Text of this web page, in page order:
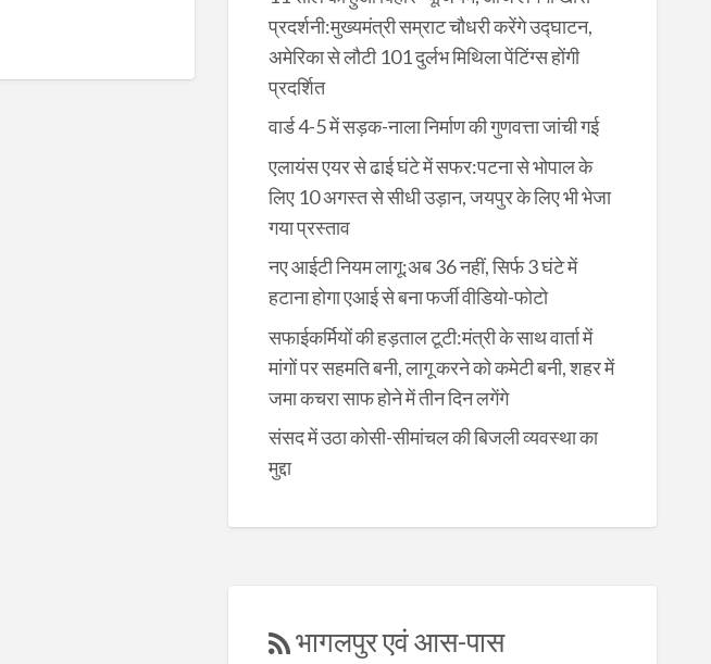
प्रदर्शनी:मुख्यमंत्री सम्राट चौधरी करेंगे उद्घाटन,
अमेरिका से लौटी 101 दुर्लभ मिथिला पेंटिंग्स होंगी
प्रदर्शित
वार्ड 4-5 में सड़क-नाला निर्माण की गुणवत्ता जांची गई
एलायंस एयर से ढाई घंटे में सफर:पटना से भोपाल के
लिए 10 अगस्त से सीधी उड़ान, जयपुर के लिए भी भेजा
गया प्रस्ताव
नए आईटी नियम लागू:अब 36 नहीं, सिर्फ 3 घंटे में
हटाना होगा एआई से बना फर्जी वीडियो-फोटो
सफाईकर्मियों की हड़ताल टूटी:मंत्री के साथ वार्ता में
मांगों पर सहमति बनी, लागू करने को कमेटी बनी, शहर में
जमा कचरा साफ होने में तीन दिन लगेंगे
संसद में उठा कोसी-सीमांचल की बिजली व्यवस्था का
मुद्दा
भागलपुर एवं आस-पास